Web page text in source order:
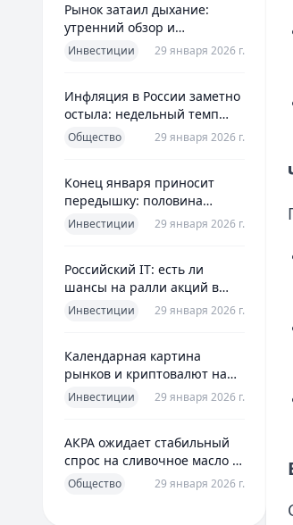
Рынок затаил дыхание:
утренний обзор и
ориентиры для инвесторов
Инвестиции 29 января 2026 г.
Инфляция в России заметно
остыла: недельный темп
упал более чем вдвое
Общество 29 января 2026 г.
Конец января приносит
передышку: половина
годовой цели ЦБ «сделана»
Инвестиции 29 января 2026 г.
Российский IT: есть ли
шансы на ралли акций в
2026 без опоры на ИИ
Инвестиции 29 января 2026 г.
Календарная картина
рынков и криптовалют на
четверг, 29 января 2026
Инвестиции 29 января 2026 г.
АКРА ожидает стабильный
спрос на сливочное масло в
2026 году
Общество 29 января 2026 г.